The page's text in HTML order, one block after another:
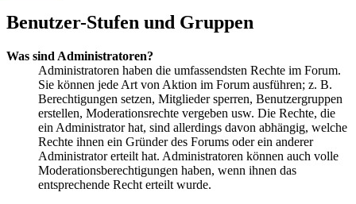
Benutzer-Stufen und Gruppen
Was sind Administratoren?
Administratoren haben die umfassendsten Rechte im Forum.
Sie können jede Art von Aktion im Forum ausführen; z. B.
Berechtigungen setzen, Mitglieder sperren, Benutzergruppen
erstellen, Moderationsrechte vergeben usw. Die Rechte, die
ein Administrator hat, sind allerdings davon abhängig, welche
Rechte ihnen ein Gründer des Forums oder ein anderer
Administrator erteilt hat. Administratoren können auch volle
Moderationsberechtigungen haben, wenn ihnen das
entsprechende Recht erteilt wurde.